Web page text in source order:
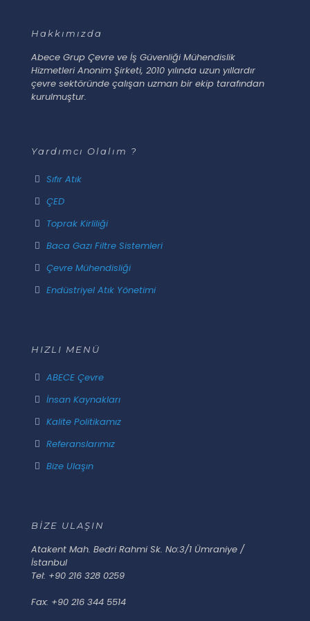
Hakkımızda
Abece Grup Çevre ve İş Güvenliği Mühendislik
Hizmetleri Anonim Şirketi, 2010 yılında uzun yıllardır
çevre sektöründe çalışan uzman bir ekip tarafından
kurulmuştur.
Yardımcı Olalım ?
Sıfır Atık
ÇED
Toprak Kirliliği
Baca Gazı Filtre Sistemleri
Çevre Mühendisliği
Endüstriyel Atık Yönetimi
HIZLI MENÜ
ABECE Çevre
İnsan Kaynakları
Kalite Politikamız
Referanslarımız
Bize Ulaşın
BİZE ULAŞIN
Atakent Mah. Bedri Rahmi Sk. No:3/1 Ümraniye /
İstanbul
Tel: +90 216 328 0259
Fax: +90 216 344 5514